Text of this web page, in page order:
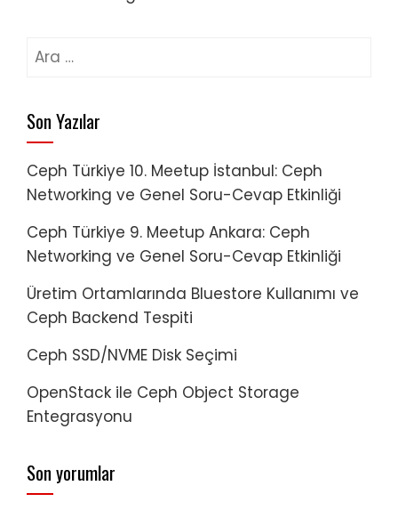
Arama:
Son Yazılar
Ceph Türkiye 10. Meetup İstanbul: Ceph
Networking ve Genel Soru-Cevap Etkinliği
Ceph Türkiye 9. Meetup Ankara: Ceph
Networking ve Genel Soru-Cevap Etkinliği
Üretim Ortamlarında Bluestore Kullanımı ve
Ceph Backend Tespiti
Ceph SSD/NVME Disk Seçimi
OpenStack ile Ceph Object Storage
Entegrasyonu
Son yorumlar